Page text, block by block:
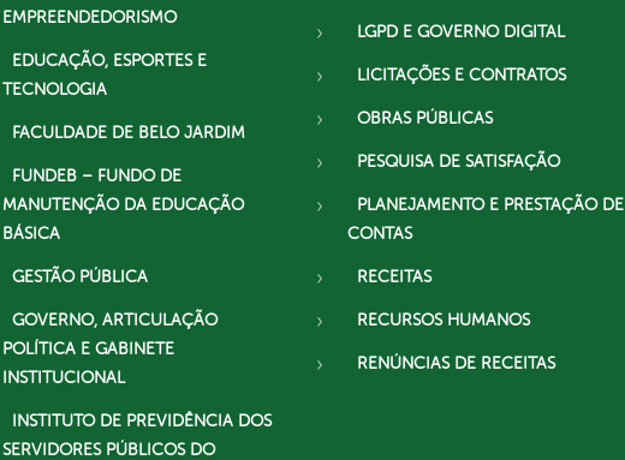
EMPREENDEDORISMO
EDUCAÇÃO, ESPORTES E
TECNOLOGIA
FACULDADE DE BELO JARDIM
FUNDEB – FUNDO DE
MANUTENÇÃO DA EDUCAÇÃO
BÁSICA
GESTÃO PÚBLICA
GOVERNO, ARTICULAÇÃO
POLÍTICA E GABINETE
INSTITUCIONAL
INSTITUTO DE PREVIDÊNCIA DOS
SERVIDORES PÚBLICOS DO
LGPD E GOVERNO DIGITAL
LICITAÇÕES E CONTRATOS
OBRAS PÚBLICAS
PESQUISA DE SATISFAÇÃO
PLANEJAMENTO E PRESTAÇÃO DE
CONTAS
RECEITAS
RECURSOS HUMANOS
RENÚNCIAS DE RECEITAS